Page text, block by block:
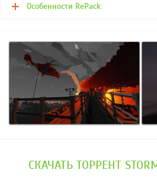
Особенности RePack:
СКАЧАТЬ ТОРРЕНТ